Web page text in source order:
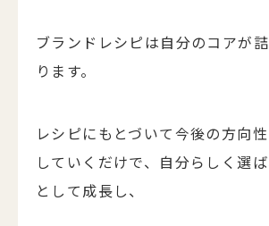
ブランドレシピは自分のコアが
ります。
レシピにもとづいて今後の方向
していくだけで、自分らしく選
として成長し、